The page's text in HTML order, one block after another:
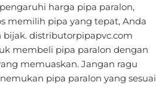
harga pipa paralon,
memilih pipa yang tepat, Anda
distributorpipapvc.com
membeli pipa paralon dengan
memuaskan. Jangan ragu
pipa paralon yang sesuai